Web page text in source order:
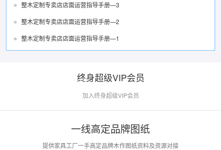
整木定制专卖店店面运营指导手册—3
整木定制专卖店店面运营指导手册—2
整木定制专卖店店面运营指导手册—1
终身超级VIP会员
加入终身超级VIP会员
一线高定品牌图纸
提供家具工厂一手高定品牌木作图纸资料及资源对接